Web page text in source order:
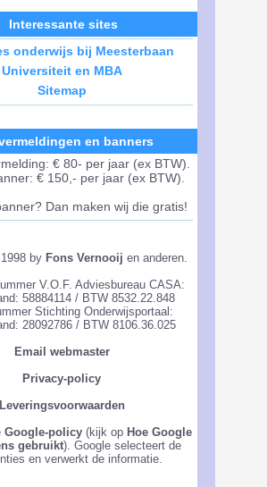
Interessante sites
onderwijs bij Meesterbaan
Universiteit en MBA
Sitemap
en banners
€ 80- per jaar (ex BTW).
€ 150,- per jaar (ex BTW).
Dan maken wij die gratis!
by Fons Vernooij en anderen.
V.O.F. Adviesbureau CASA:
58884114 / BTW 8532.22.848
Stichting Onderwijsportaal:
28092786 / BTW 8106.36.025
Email webmaster
Privacy-policy
Leveringsvoorwaarden
Google-policy (kijk op Hoe Google
gebruikt). Google selecteert de
en verwerkt de informatie.